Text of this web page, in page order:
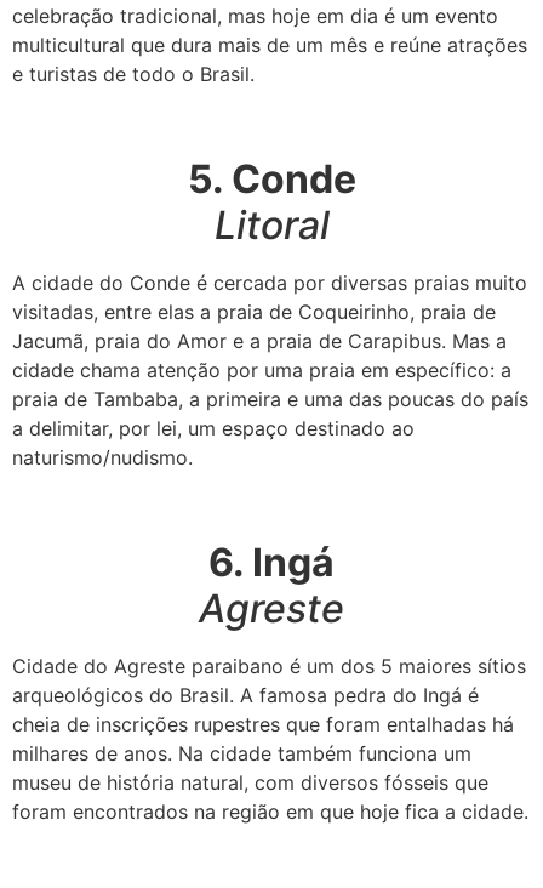
celebração tradicional, mas hoje em dia é um evento
multicultural que dura mais de um mês e reúne atrações
e turistas de todo o Brasil.
5. Conde
Litoral
A cidade do Conde é cercada por diversas praias muito
visitadas, entre elas a praia de Coqueirinho, praia de
Jacumã, praia do Amor e a praia de Carapibus. Mas a
cidade chama atenção por uma praia em específico: a
praia de Tambaba, a primeira e uma das poucas do país
a delimitar, por lei, um espaço destinado ao
naturismo/nudismo.
6. Ingá
Agreste
Cidade do Agreste paraibano é um dos 5 maiores sítios
arqueológicos do Brasil. A famosa pedra do Ingá é
cheia de inscrições rupestres que foram entalhadas há
milhares de anos. Na cidade também funciona um
museu de história natural, com diversos fósseis que
foram encontrados na região em que hoje fica a cidade.